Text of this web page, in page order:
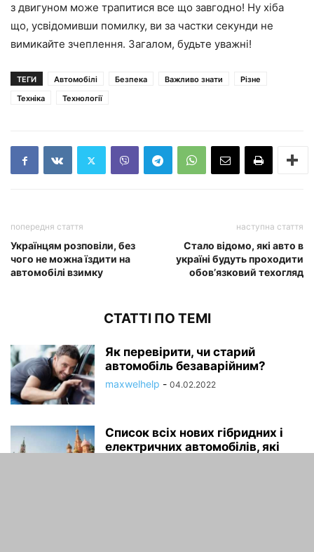
з двигуном може трапитися все що завгодно! Ну хіба
що, усвідомивши помилку, ви за частки секунди не
вимикайте зчеплення. Загалом, будьте уважні!
ТЕГИ Автомобілі Безпека Важливо знати
Різне
Техніка
Технології
попередня стаття
Українцям розповіли, без
чого не можна їздити на
автомобілі взимку
наступна стаття
Стало відомо, які авто в
україні будуть проходити
обов’язковий техогляд
СТАТТІ ПО ТЕМІ
Як перевірити, чи старий
автомобіль безаварійним?
maxwelhelp - 04.02.2022
Список всіх нових гібридних і
електричних автомобілів, які